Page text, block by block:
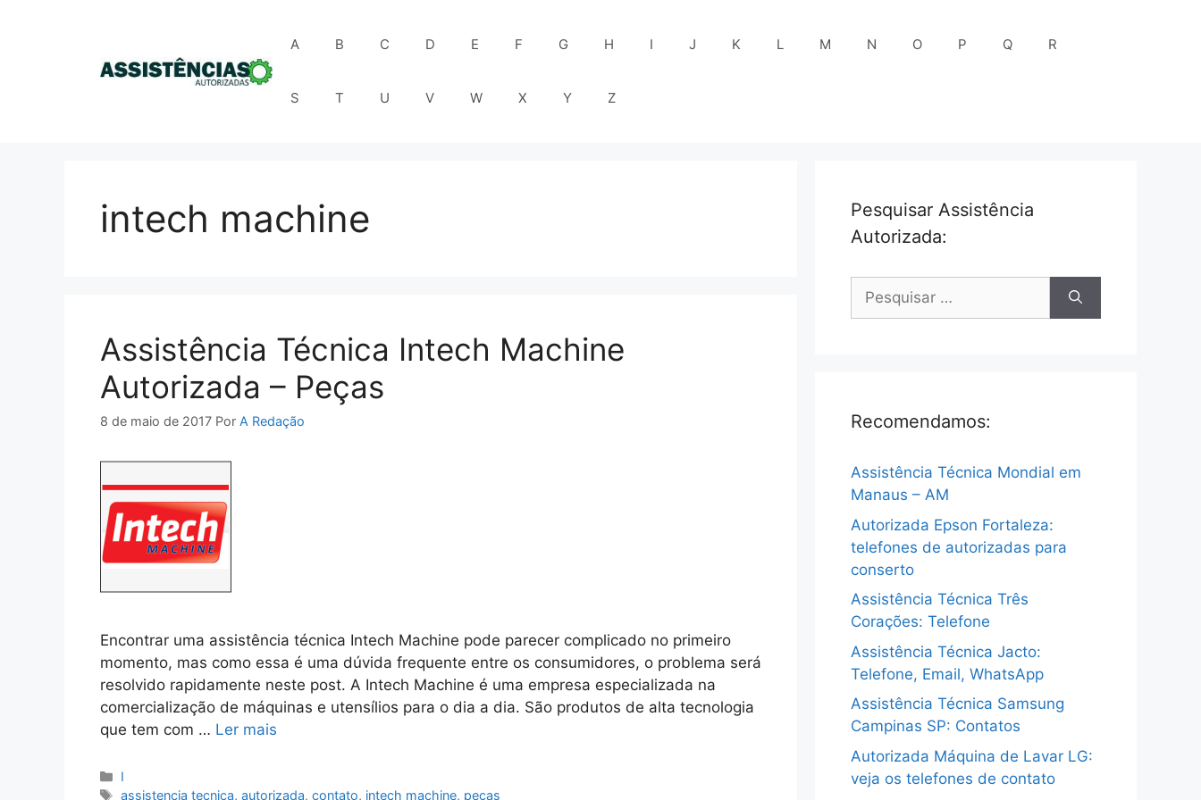
A B C D E F G H I J K L M N O P Q R
S T U V W X Y Z
intech machine
Assistência Técnica Intech Machine
Autorizada – Peças
8 de maio de 2017 Por A Redação
Encontrar uma assistência técnica Intech Machine pode parecer complicado no primeiro
momento, mas como essa é uma dúvida frequente entre os consumidores, o problema será
resolvido rapidamente neste post. A Intech Machine é uma empresa especializada na
comercialização de máquinas e utensílios para o dia a dia. São produtos de alta tecnologia
que tem com … Ler mais
Categorias
I
Tags
assistencia tecnica,autorizada,contato, intech machine, peças
Pesquisar Assistência
Autorizada:
Pesquisar
Recomendamos:
Assistência Técnica Mondial em
Manaus – AM
Autorizada Epson Fortaleza:
telefones de autorizadas para
conserto
Assistência Técnica Três
Corações: Telefone
Assistência Técnica Jacto:
Telefone, Email, WhatsApp
Assistência Técnica Samsung
Campinas SP: Contatos
Autorizada Máquina de Lavar LG:
veja os telefones de contato